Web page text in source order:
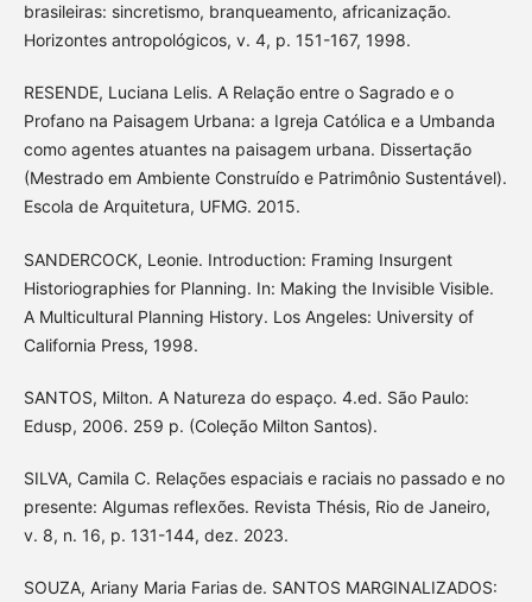
brasileiras: sincretismo, branqueamento, africanização.
Horizontes antropológicos, v. 4, p. 151-167, 1998.
RESENDE, Luciana Lelis. A Relação entre o Sagrado e o
Profano na Paisagem Urbana: a Igreja Católica e a Umbanda
como agentes atuantes na paisagem urbana. Dissertação
(Mestrado em Ambiente Construído e Patrimônio Sustentável).
Escola de Arquitetura, UFMG. 2015.
SANDERCOCK, Leonie. Introduction: Framing Insurgent
Historiographies for Planning. In: Making the Invisible Visible.
A Multicultural Planning History. Los Angeles: University of
California Press, 1998.
SANTOS, Milton. A Natureza do espaço. 4.ed. São Paulo:
Edusp, 2006. 259 p. (Coleção Milton Santos).
SILVA, Camila C. Relações espaciais e raciais no passado e no
presente: Algumas reflexões. Revista Thésis, Rio de Janeiro,
v. 8, n. 16, p. 131-144, dez. 2023.
SOUZA, Ariany Maria Farias de. SANTOS MARGINALIZADOS: